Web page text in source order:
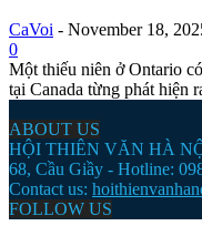
CaVoi - November 18,
0
Một thiếu niên ở Ontario
tại Canada từng phát hiện
ABOUT US
HỘI THIÊN VĂN HÀ
68, Cầu Giầy - Hotline:
Contact us:
FOLLOW US